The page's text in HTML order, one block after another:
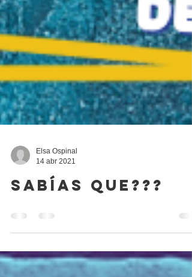
Elsa Ospinal
14 abr 2021
Sabías que???